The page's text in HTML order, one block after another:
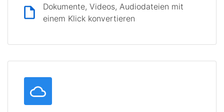
Dokumente, Videos, Audiodateien mit
einem Klick konvertieren